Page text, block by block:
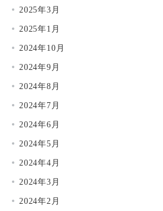
2025年3月
2025年1月
2024年10月
2024年9月
2024年8月
2024年7月
2024年6月
2024年5月
2024年4月
2024年3月
2024年2月